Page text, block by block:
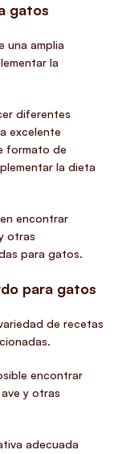
gatos
una amplia
la
diferentes
excelente
formato de
la dieta
encontrar
otras
para gatos.
para gatos
de recetas
encontrar
y otras
adecuada